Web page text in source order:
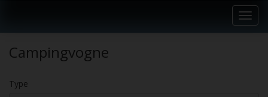
Campingvogne
Type